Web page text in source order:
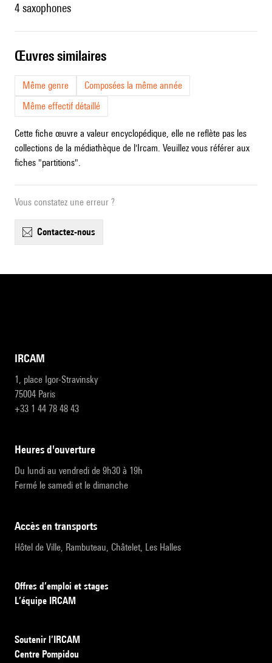
4 saxophones
œuvres similaires
Même genre
Composées la même année
Même effectif détaillé
Cette fiche œuvre a valeur encyclopédique, elle ne reflète pas les
collections de la médiathèque de l'Ircam. Veuillez vous référer aux
fiches "partitions".
Vous constatez une erreur ?
contactez-nous
IRCAM
1, place Igor-Stravinsky
75004 Paris
+33 1 44 78 48 43
heures d'ouverture
Du lundi au vendredi de 9h30 à 19h
Fermé le samedi et le dimanche
accès en transports
Hôtel de Ville, Rambuteau, Châtelet, Les Halles
Offres d’emploi et stages
L’équipe IRCAM
Soutenir l’IRCAM
Centre Pompidou